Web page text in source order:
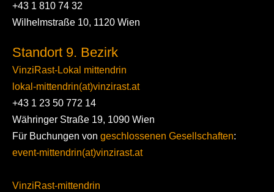
+43 1 810 74 32
Wilhelmstraße 10, 1120 Wien
Standort 9. Bezirk
VinziRast-Lokal mittendrin
lokal-mittendrin(at)vinzirast.at
+43 1 23 50 772 14
Währinger Straße 19, 1090 Wien
Für Buchungen von geschlossenen Gesellschaften:
event-mittendrin(at)vinzirast.at
VinziRast-mittendrin